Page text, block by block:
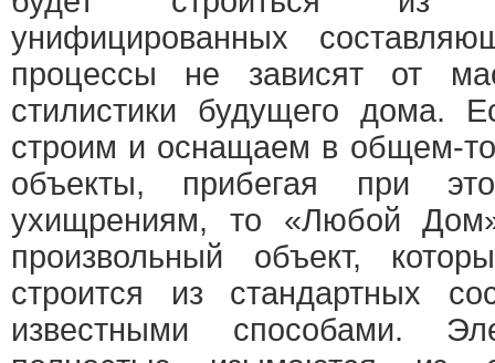
унифицированных
процессы не зависят от
стилистики будущего дома.
строим и оснащаем в общем-
объекты, прибегая при
ухищрениям, то «Любой
произвольный объект,
строится из стандартных
известными способами.